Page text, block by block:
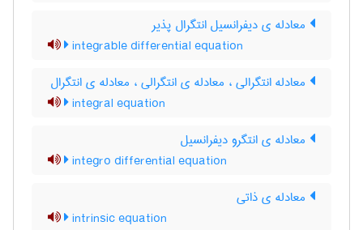
معادله ی دیفرانسیل انتگرال پذیر
integrable differential equation
معادله انتگرالی ، معادله ی انتگرالی ، معادله ی انتگرال
integral equation
معادله ی انتگرو دیفرانسیل
integro differential equation
معادله ی ذاتی
intrinsic equation